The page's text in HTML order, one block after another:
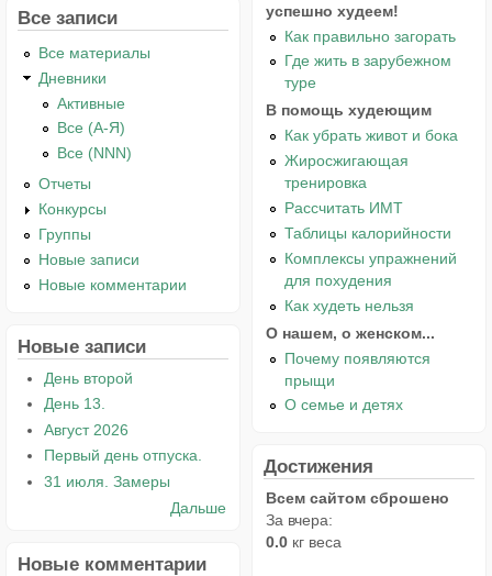
Все записи
Все материалы
Дневники
Активные
Все (А-Я)
Все (NNN)
Отчеты
Конкурсы
Группы
Новые записи
Новые комментарии
Новые записи
День второй
День 13.
Август 2026
Первый день отпуска.
31 июля. Замеры
Дальше
Новые комментарии
успешно худеем!
Как правильно загорать
Где жить в зарубежном
туре
В помощь худеющим
Как убрать живот и бока
Жиросжигающая
тренировка
Рассчитать ИМТ
Таблицы калорийности
Комплексы упражнений
для похудения
Как худеть нельзя
О нашем, о женском...
Почему появляются
прыщи
О семье и детях
Достижения
Всем сайтом сброшено
За вчера:
0.0 кг веса